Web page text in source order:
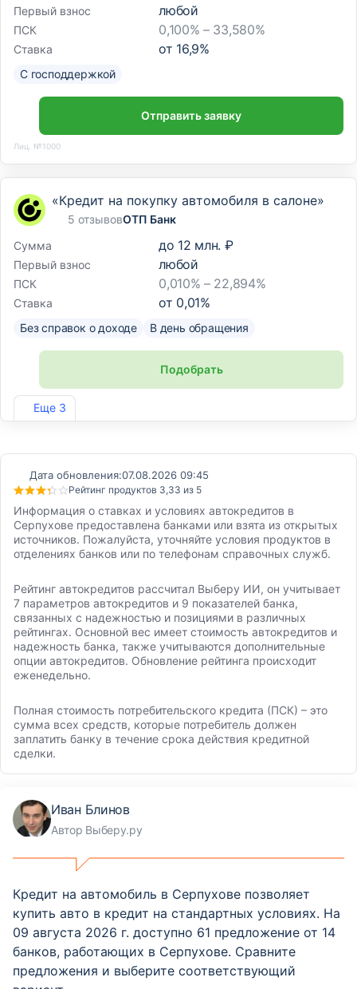
Первый взнос любой
ПСК 0,100% – 33,580%
Ставка от 16,9%
С господдержкой
Отправить заявку
Лиц. №1000
Еще 3
«Кредит на покупку автомобиля в салоне»
5 отзывовОТП Банк
Сумма
до 12 млн. ₽
Первый взнос любой
ПСК 0,010% – 22,894%
Ставка от 0,01%
Без справок о доходе В день обращения
Подобрать
Лиц. №2766
Дата обновления:07.08.2026 09:45
Рейтинг продуктов 3,33 из 5
Информация о ставках и условиях автокредитов в
Серпухове предоставлена банками или взята из открытых
источников. Пожалуйста, уточняйте условия продуктов в
отделениях банков или по телефонам справочных служб.
Рейтинг автокредитов рассчитал Выберу ИИ, он учитывает
7 параметров автокредитов и 9 показателей банка,
связанных с надежностью и позициями в различных
рейтингах. Основной вес имеет стоимость автокредитов и
надежность банка, также учитываются дополнительные
опции автокредитов. Обновление рейтинга происходит
еженедельно.
Полная стоимость потребительского кредита (ПСК) – это
сумма всех средств, которые потребитель должен
заплатить банку в течение срока действия кредитной
сделки.
Иван Блинов
Автор Выберу.ру
Кредит на автомобиль в Серпухове позволяет
купить авто в кредит на стандартных условиях. На
09 августа 2026 г. доступно 61 предложение от 14
банков, работающих в Серпухове. Сравните
предложения и выберите соответствующий